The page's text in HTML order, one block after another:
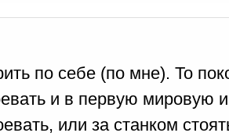
по себе (по мне). То
и в первую мировую
или за станком